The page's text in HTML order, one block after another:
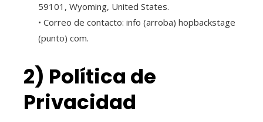
59101, Wyoming, United States.
• Correo de contacto: info (arroba) hopbackstage
(punto) com.
2) Política de
Privacidad